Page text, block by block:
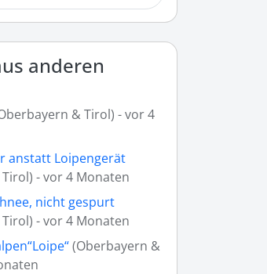
anderen
& Tirol) - vor 4
anstatt Loipengerät
- vor 4 Monaten
nicht gespurt
- vor 4 Monaten
(Oberbayern &